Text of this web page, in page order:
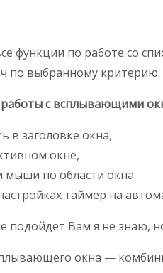
функции по работе со
по выбранному критерию.
с всплывающими
в заголовке окна,
окне,
мыши по области окна
таймер на
подойдет Вам я не знаю,
окна —